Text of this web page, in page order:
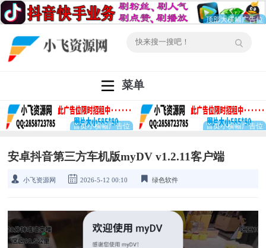
菜单
安卓抖音第三方车机版myDV v1.2.11客户端
小飞资源网 2026-5-12 00:10 绿色软件